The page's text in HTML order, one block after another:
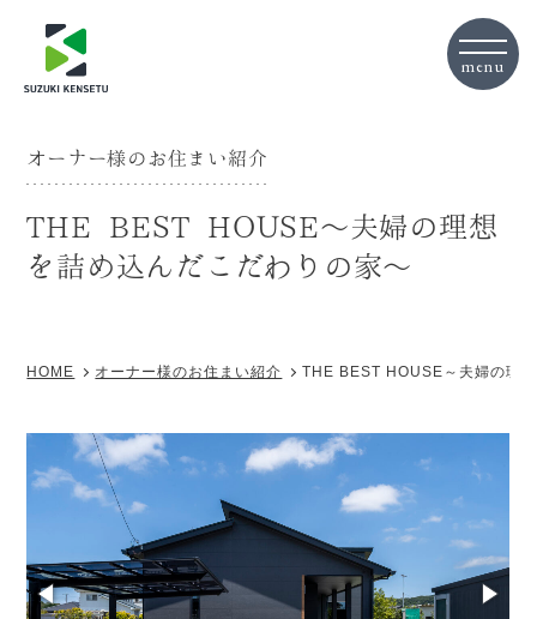
オーナー様のお住まい紹介
THE BEST HOUSE～夫婦の理想
を詰め込んだこだわりの家～
HOME オーナー様のお住まい紹介 THE BEST HOUSE～夫婦の理